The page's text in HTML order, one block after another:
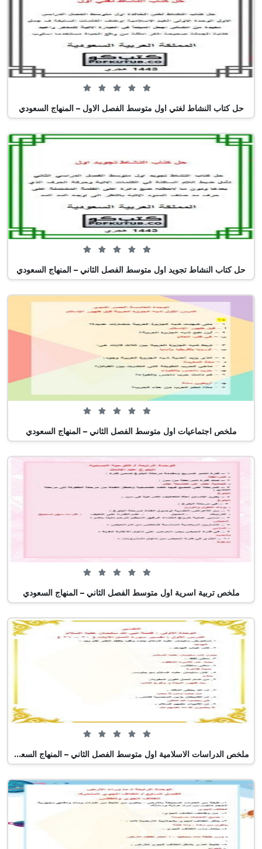
0 من 5 (0 تصويت)
حل كتاب النشاط لغتي اول متوسط الفصل الاول – المنهاج السعودي
0 من 5 (0 تصويت)
حل كتاب النشاط تجويد اول متوسط الفصل الثاني – المنهاج السعودي
0 من 5 (0 تصويت)
ملخص اجتماعيات اول متوسط الفصل الثاني – المنهاج السعودي
0 من 5 (0 تصويت)
ملخص تربية اسرية اول متوسط الفصل الثاني – المنهاج السعودي
0 من 5 (0 تصويت)
ملخص الدراسات الاسلامية اول متوسط الفصل الثاني – المنهاج السعودي